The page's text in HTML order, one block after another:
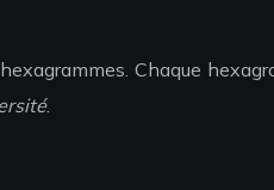
Chaque
.